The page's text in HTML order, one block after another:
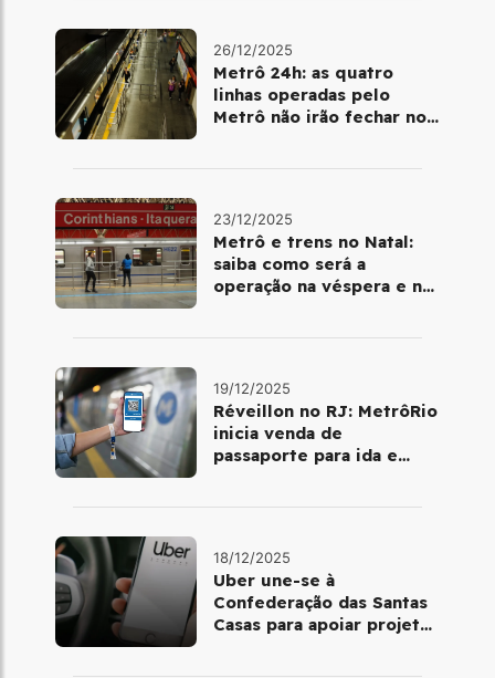
26/12/2025
Metrô 24h: as quatro
linhas operadas pelo
Metrô não irão fechar no
23/12/2025
Metrô e trens no Natal:
saiba como será a
operação na véspera e no
19/12/2025
Réveillon no RJ: MetrôRio
inicia venda de
passaporte para ida e
18/12/2025
Uber une-se à
Confederação das Santas
Casas para apoiar projetos